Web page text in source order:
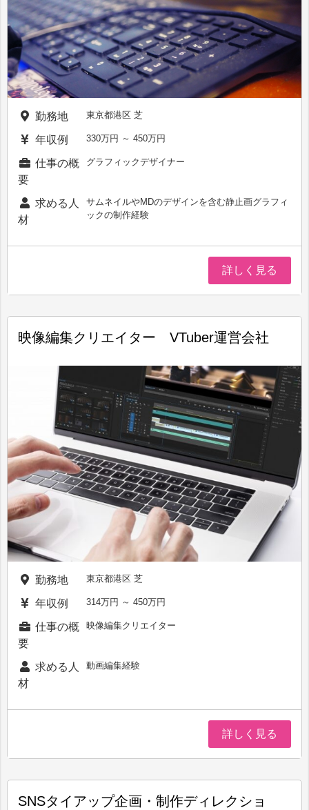
勤務地 東京都港区 芝
年収例 330万円 ～ 450万円
仕事の概
要
グラフィックデザイナー
求める人
材
サムネイルやMDのデザインを含む静止画グラフィ
ックの制作経験
詳しく見る
映像編集クリエイター VTuber運営会社
勤務地 東京都港区 芝
年収例 314万円 ～ 450万円
仕事の概
要
映像編集クリエイター
求める人
材
動画編集経験
詳しく見る
SNSタイアップ企画・制作ディレクショ